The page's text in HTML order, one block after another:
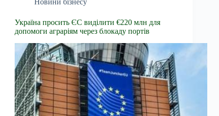
Новини бізнесу
Україна просить ЄС виділити €220 млн для
допомоги аграріям через блокаду портів